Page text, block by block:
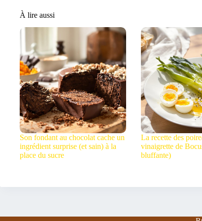
À lire aussi
Son fondant au chocolat cache un
ingrédient surprise (et sain) à la
place du sucre
La recette des
vinaigrette de
bluffante)